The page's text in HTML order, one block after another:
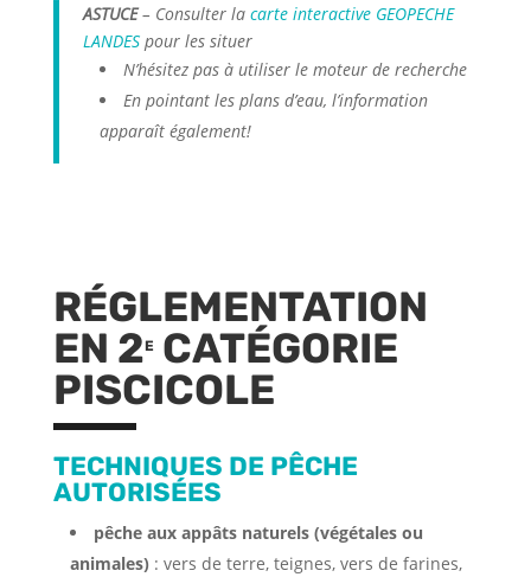
ASTUCE– Consulter la carte interactive GEOPECHE
LANDESpour les situer
N’hésitez pas à utiliser le moteur de recherche
En pointant les plans d’eau, l’information
apparaît également!
RÉGLEMENTATION
EN 2ECATÉGORIE
PISCICOLE
TECHNIQUES DE PÊCHE
AUTORISÉES
pêche aux appâts naturels (végétales ou
animales) : vers de terre, teignes, vers de farines,